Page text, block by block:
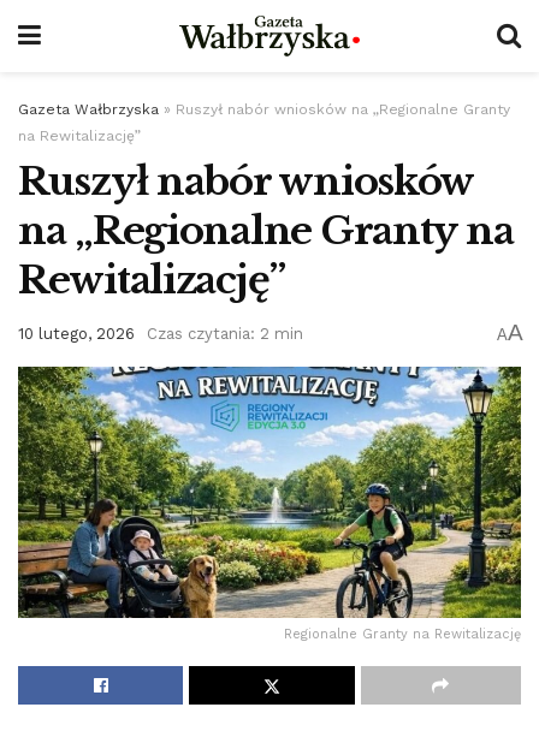
Gazeta Wałbrzyska » Ruszył nabór wniosków na „Regionalne Granty
na Rewitalizację”
Ruszył nabór wniosków
na „Regionalne Granty na
Rewitalizację”
10 lutego, 2026 Czas czytania: 2 min AA
Regionalne Granty na Rewitalizację